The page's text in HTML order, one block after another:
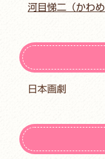
河目悌二（かわめ
日本画劇